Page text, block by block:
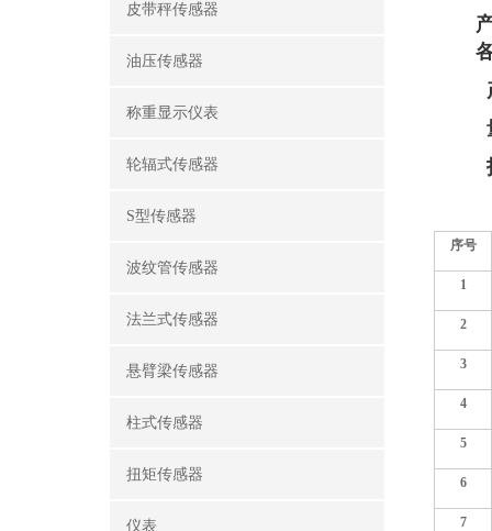
皮带秤传感器
油压传感器
称重显示仪表
轮辐式传感器
S型传感器
波纹管传感器
法兰式传感器
悬臂梁传感器
柱式传感器
扭矩传感器
仪表
序号
1
2
3
4
5
6
7